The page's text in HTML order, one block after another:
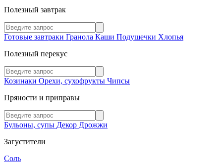
Полезный завтрак
Готовые завтраки Гранола Каши Подушечки Хлопья
Полезный перекус
Козинаки Орехи, сухофрукты Чипсы
Пряности и приправы
Бульоны, супы Декор Дрожжи
Загустители
Соль